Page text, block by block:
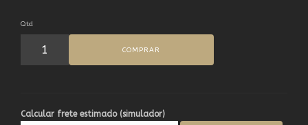
Qtd
COMPRAR
Calcular frete estimado (simulador)